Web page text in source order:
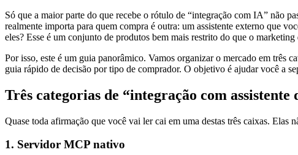
Só que a maior parte do que recebe o rótulo de “integração com IA” não
realmente importa para quem compra é outra: um assistente externo que
eles? Esse é um conjunto de produtos bem mais restrito do que o marketing
Por isso, este é um guia panorâmico. Vamos organizar o mercado em três
guia rápido de decisão por tipo de comprador. O objetivo é ajudar você a
Três categorias de “integração com assistente
Quase toda afirmação que você vai ler cai em uma destas três caixas. Elas
1. Servidor MCP nativo